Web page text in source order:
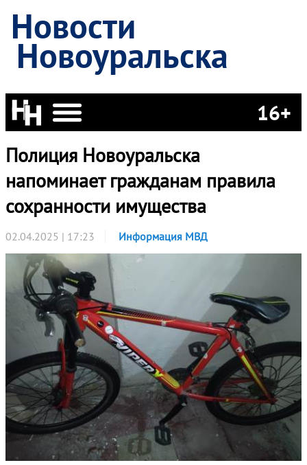
Новости
Новоуральска
16+
Полиция Новоуральска
напоминает гражданам правила
сохранности имущества
02.04.2025 | 17:23 Информация МВД